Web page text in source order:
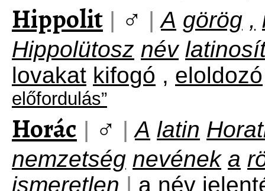
Hippolit | ♂ | A görög ,
Hippolütosz név
lovakat kifogó , eloldozó
előfordulás”
Horác | ♂ | A latin
nemzetség nevének a
ismeretlen | a név